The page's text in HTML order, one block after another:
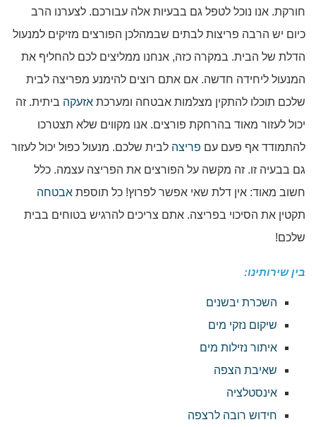
חורקת. אנו נוכל לטפל גם בבעיות אלה עבורכם. לצערנו הרב
כיום יש הרבה פריצות לבתים שבמהלכן הפורצים מזיקים למנעול
הדלת של הבית. במקרה כזה, אנחנו ממליצים לכם להחליף את
המנעול ליחידה חדשה. אם אתם רוצים להימנע מפריצה לבית
שלכם תוכלו להתקין מצלמות אבטחה ומערכת אזעקה ביתית. זה
יכול לעזור מאוד בהרחקת פורצים. אנו מקווים שלא תצטרכו
להתמודד אף פעם עם פריצה לבית שלכם. מנעול כפול יכול לעזור
גם בבעיה זו. זה מקשה על הפורצים את הפריצה עצמה. כלל
חשוב מאוד: אין דלת שאי אפשר לפרוץ! כל תוספת אבטחה
תקטין את הסיכוי בפריצה. אתם צריכים להרגיש בטוחים בבית
שלכם!
בין שירותינו:
השכרת יבשנים
שיקום נזקי מים
איתור נזילות מים
שאיבת הצפה
אינסטלציה
חידוש רובה לרצפה